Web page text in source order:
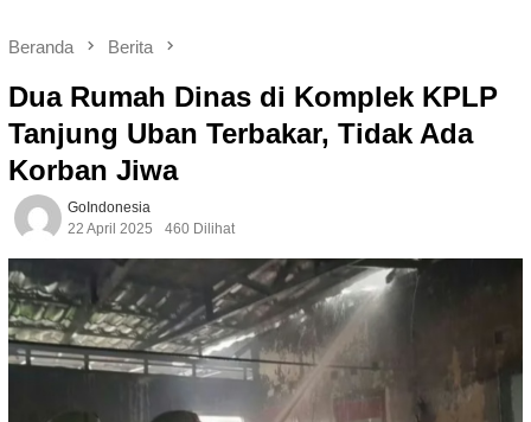
Beranda Berita
Dua Rumah Dinas di Komplek KPLP
Tanjung Uban Terbakar, Tidak Ada
Korban Jiwa
GoIndonesia
22 April 2025
460 Dilihat